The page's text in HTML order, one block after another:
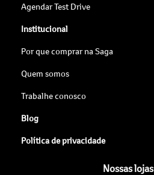
Agendar Test Drive
Institucional
Por que comprar na Saga
Quem somos
Trabalhe conosco
Blog
Política de privacidade
Nossas lojas